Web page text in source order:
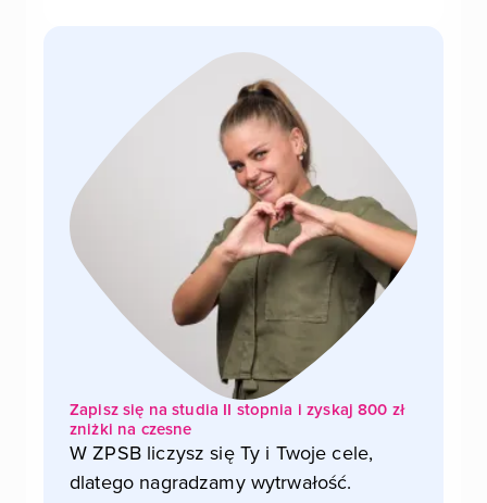
Zapisz się na studia II stopnia i zyskaj 800 zł
zniżki na czesne
W ZPSB liczysz się Ty i Twoje cele,
dlatego nagradzamy wytrwałość.